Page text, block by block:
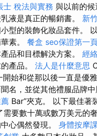
士 稅法與實務 與以前的候
液是真正的暢銷書。 新
型的裝飾化妝品套件。
素。 餐盒 seo保證第一
品和目標解決方案。 經
產品。 法人是什麼意思
開始和從那以後一直是優
名，並從其他禮服品牌
Bar”夾克。 以下最佳著
需要數十萬或數万美元的
心偶然發現。 身體按摩